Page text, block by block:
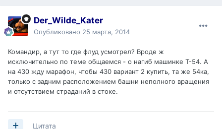
Der_Wilde_Kater
Опубликовано 25 марта, 2014
Командир, а тут то где флуд усмотрел? Вроде ж
исключительно по теме общаемся - о нагиб машинке Т-54. А
на 430 жду марафон, чтобы 430 вариант 2 купить, та же 54ка,
только с задним расположением башни неполного вращения
и отсутствием страданий в стоке.
Цитата